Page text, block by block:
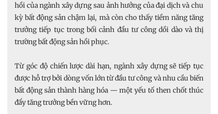
hồi của ngành xây dựng sau ảnh hưởng của đại dịch và chu
kỳ bất động sản chậm lại, mà còn cho thấy tiềm năng tăng
trưởng tiếp tục trong bối cảnh đầu tư công dồi dào và thị
trường bất động sản hồi phục.
Từ góc độ chiến lược dài hạn, ngành xây dựng sẽ tiếp tục
được hỗ trợ bởi dòng vốn lớn từ đầu tư công và nhu cầu biến
bất động sản thành hàng hóa — một yếu tố then chốt thúc
đẩy tăng trưởng bền vững hơn.